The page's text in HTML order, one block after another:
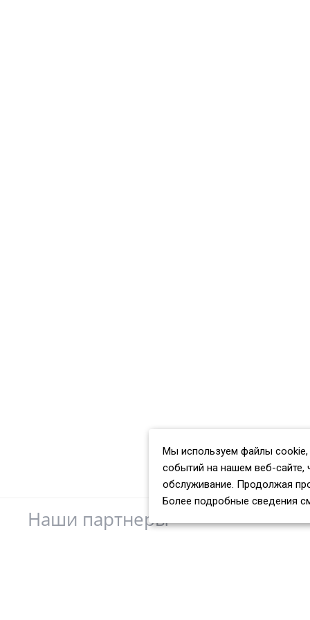
Наши партнеры
Мы используем файлы cookie,
событий на нашем веб-сайте,
обслуживание. Продолжая
Более подробные сведения